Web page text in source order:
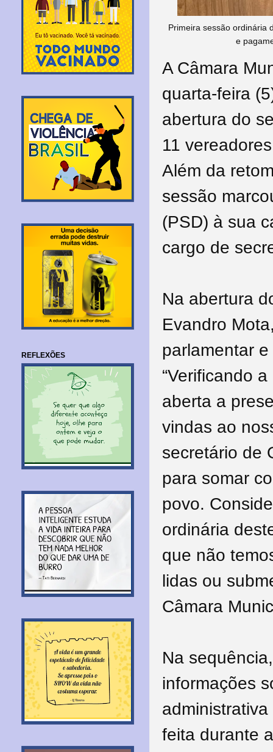
Primeira sessão ordinária
e
A Câmara
quarta-feira
abertura do
11
Além da
sessão
(PSD) à sua
cargo de
Na abertura
Evandro
parlamentar
“Verificando
aberta a
vindas ao
secretário de
para somar
povo.
ordinária
que não
lidas ou
Câmara
Na
informações
feita durante
REFLEXÕES